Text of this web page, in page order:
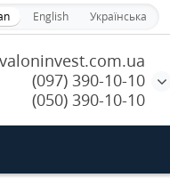
English Українська
(097) 390-10-10
(050) 390-10-10